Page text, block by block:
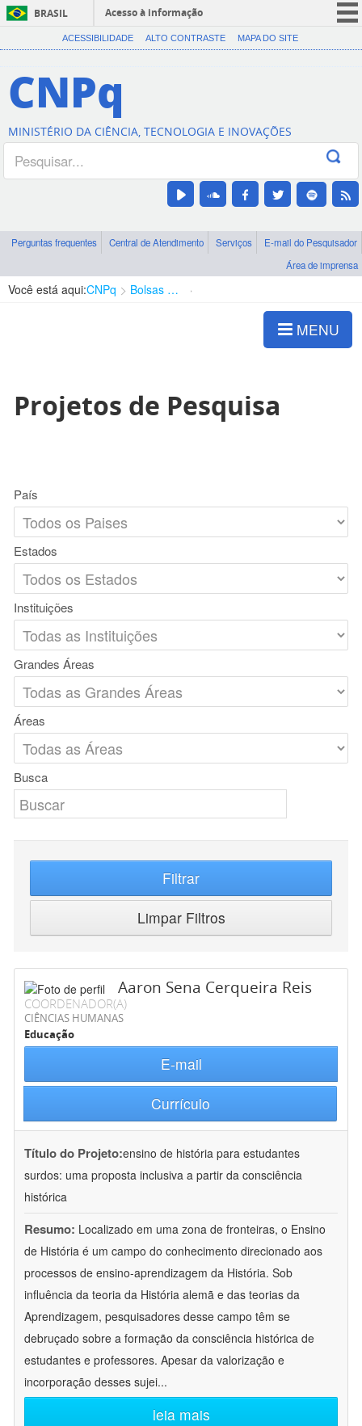
BRASIL
Acesso à informação
CORONAVÍRUS (COVID-19)
Canais
ACESSIBILIDADE ALTO CONTRASTE MAPA DO SITE
CNPq
MINISTÉRIO DA CIÊNCIA, TECNOLOGIA E INOVAÇÕES
Perguntas frequentes Central de Atendimento Serviços
E-mail do Pesquisador
Área de imprensa
Você está aqui:CNPq Bolsas e Auxílios Vigentes
MENU
Projetos de Pesquisa
País
Estados
Instituições
Grandes Áreas
Áreas
Busca
Filtrar
Limpar Filtros
Aaron Sena Cerqueira Reis
COORDENADOR(A)
CIÊNCIAS HUMANAS
Educação
E-mail
Currículo
Título do Projeto:ensino de história para estudantes
surdos: uma proposta inclusiva a partir da consciência
histórica
Resumo: Localizado em uma zona de fronteiras, o Ensino
de História é um campo do conhecimento direcionado aos
processos de ensino-aprendizagem da História. Sob
influência da teoria da História alemã e das teorias da
Aprendizagem, pesquisadores desse campo têm se
debruçado sobre a formação da consciência histórica de
estudantes e professores. Apesar da valorização e
incorporação desses sujei...
leia mais